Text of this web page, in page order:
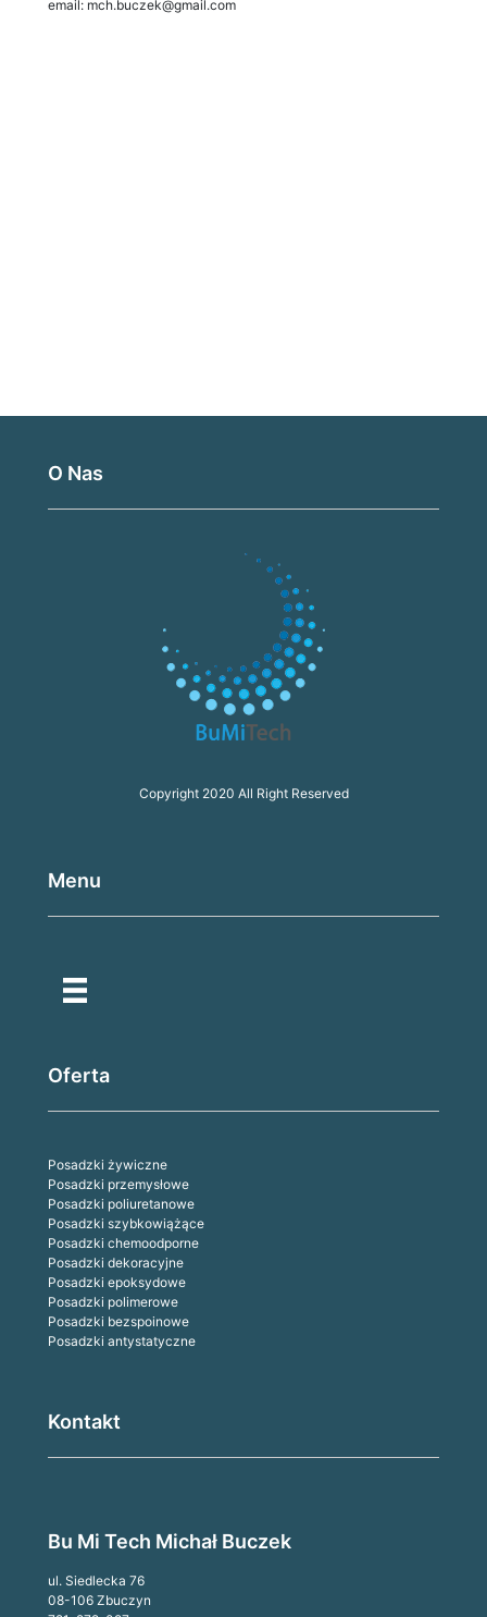
email: mch.buczek@gmail.com
O Nas
Copyright 2020 All Right Reserved
Menu
Oferta
Posadzki żywiczne
Posadzki przemysłowe
Posadzki poliuretanowe
Posadzki szybkowiążące
Posadzki chemoodporne
Posadzki dekoracyjne
Posadzki epoksydowe
Posadzki polimerowe
Posadzki bezspoinowe
Posadzki antystatyczne
Kontakt
Bu Mi Tech Michał Buczek
ul. Siedlecka 76
08-106 Zbuczyn